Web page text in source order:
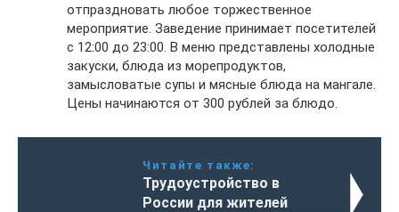
отпраздновать любое торжественное
мероприятие. Заведение принимает посетителей
с 12:00 до 23:00. В меню представлены холодные
закуски, блюда из морепродуктов,
замысловатые супы и мясные блюда на мангале.
Цены начинаются от 300 рублей за блюдо.
Читайте также:
Трудоустройство в
России для жителей